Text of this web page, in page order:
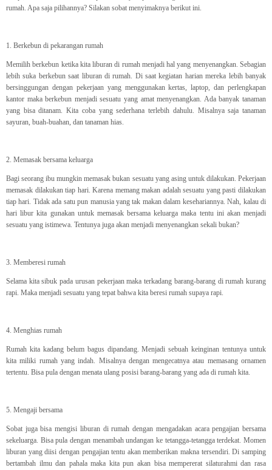
rumah. Apa saja pilihannya? Silakan sobat menyimaknya berikut ini.
1. Berkebun di pekarangan rumah
Memilih berkebun ketika kita liburan di rumah menjadi hal yang menyenangkan. Sebagian
lebih suka berkebun saat liburan di rumah. Di saat kegiatan harian mereka lebih banyak
bersinggungan dengan pekerjaan yang menggunakan kertas, laptop, dan perlengkapan
kantor maka berkebun menjadi sesuatu yang amat menyenangkan. Ada banyak tanaman
yang bisa ditanam. Kita coba yang sederhana terlebih dahulu. Misalnya saja tanaman
sayuran, buah-buahan, dan tanaman hias.
2. Memasak bersama keluarga
Bagi seorang ibu mungkin memasak bukan sesuatu yang asing untuk dilakukan. Pekerjaan
memasak dilakukan tiap hari. Karena memang makan adalah sesuatu yang pasti dilakukan
tiap hari. Tidak ada satu pun manusia yang tak makan dalam kesehariannya. Nah, kalau di
hari libur kita gunakan untuk memasak bersama keluarga maka tentu ini akan menjadi
sesuatu yang istimewa. Tentunya juga akan menjadi menyenangkan sekali bukan?
3. Memberesi rumah
Selama kita sibuk pada urusan pekerjaan maka terkadang barang-barang di rumah kurang
rapi. Maka menjadi sesuatu yang tepat bahwa kita beresi rumah supaya rapi.
4. Menghias rumah
Rumah kita kadang belum bagus dipandang. Menjadi sebuah keinginan tentunya untuk
kita miliki rumah yang indah. Misalnya dengan mengecatnya atau memasang ornamen
tertentu. Bisa pula dengan menata ulang posisi barang-barang yang ada di rumah kita.
5. Mengaji bersama
Sobat juga bisa mengisi liburan di rumah dengan mengadakan acara pengajian bersama
sekeluarga. Bisa pula dengan menambah undangan ke tetangga-tetangga terdekat. Momen
liburan yang diisi dengan pengajian tentu akan memberikan makna tersendiri. Di samping
bertambah ilmu dan pahala maka kita pun akan bisa mempererat silaturahmi dan rasa